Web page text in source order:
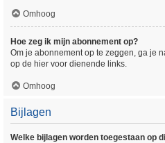
Omhoog
Hoe zeg ik mijn abonnement op?
Om je abonnement op te zeggen, ga je
op de hier voor dienende links.
Omhoog
Bijlagen
Welke bijlagen worden toegestaan op